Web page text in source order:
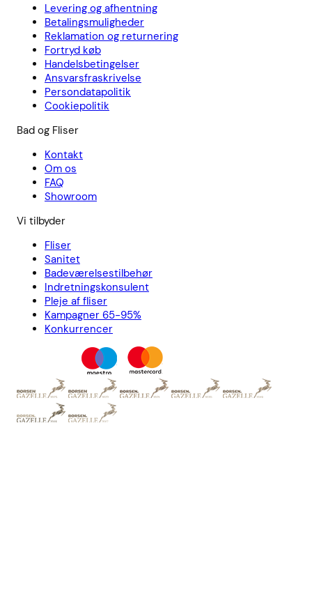
Levering og afhentning
Betalingsmuligheder
Reklamation og returnering
Fortryd køb
Handelsbetingelser
Ansvarsfraskrivelse
Persondatapolitik
Cookiepolitik
Bad og Fliser
Kontakt
Om os
FAQ
Showroom
Vi tilbyder
Fliser
Sanitet
Badeværelsestilbehør
Indretningskonsulent
Pleje af fliser
Kampagner 65-95%
Konkurrencer